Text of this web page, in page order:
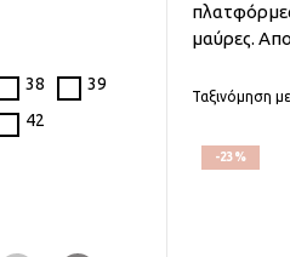
μαύρες.
Ταξινόμηση
-23%
38
39
42